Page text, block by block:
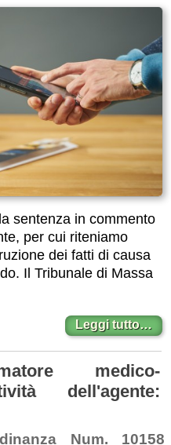
sentenza in commento
per cui riteniamo
dei fatti di causa
Il Tribunale di Massa
Leggi tutto…
medico-
dell'agente:
Num. 10158